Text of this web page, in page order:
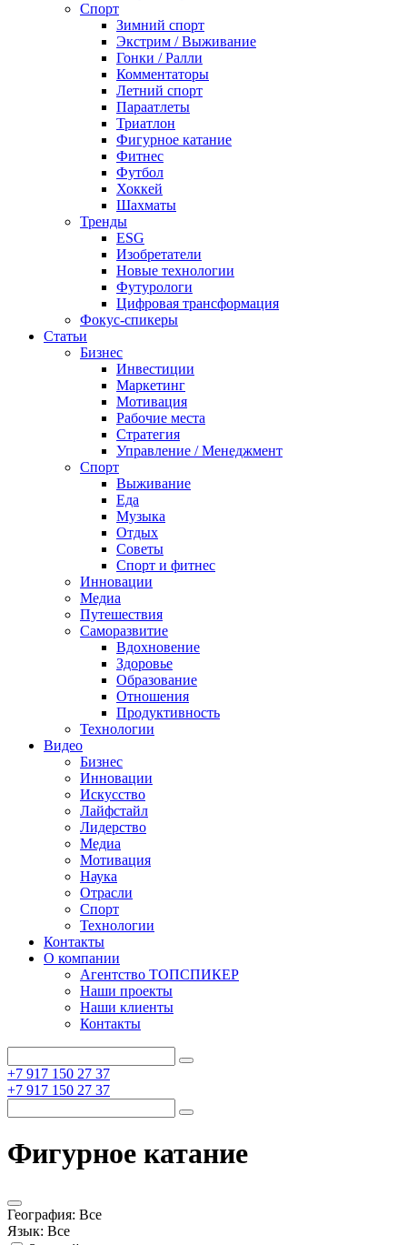
Спорт
Зимний спорт
Экстрим / Выживание
Гонки / Ралли
Комментаторы
Летний спорт
Параатлеты
Триатлон
Фигурное катание
Фитнес
Футбол
Хоккей
Шахматы
Тренды
ESG
Изобретатели
Новые технологии
Футурологи
Цифровая трансформация
Фокус-спикеры
Статьи
Бизнес
Инвестиции
Маркетинг
Мотивация
Рабочие места
Стратегия
Управление / Менеджмент
Спорт
Выживание
Еда
Музыка
Отдых
Советы
Спорт и фитнес
Инновации
Медиа
Путешествия
Саморазвитие
Вдохновение
Здоровье
Образование
Отношения
Продуктивность
Технологии
Видеo
Бизнес
Инновации
Искусство
Лайфстайл
Лидерство
Медиа
Мотивация
Наука
Отрасли
Спорт
Технологии
Контакты
О компании
Агентство ТОПСПИКЕР
Наши проекты
Наши клиенты
Контакты
+7 917 150 27 37
+7 917 150 27 37
Фигурное катание
География: Все
Язык: Все